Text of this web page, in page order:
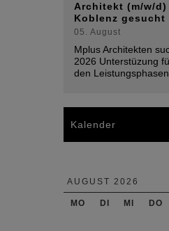
Architekt (m/w/
Koblenz
05. August
Mplus Architekten
2026 Unterstüzung
den
Kalender
AUGUST 2026
MO DI MI DO